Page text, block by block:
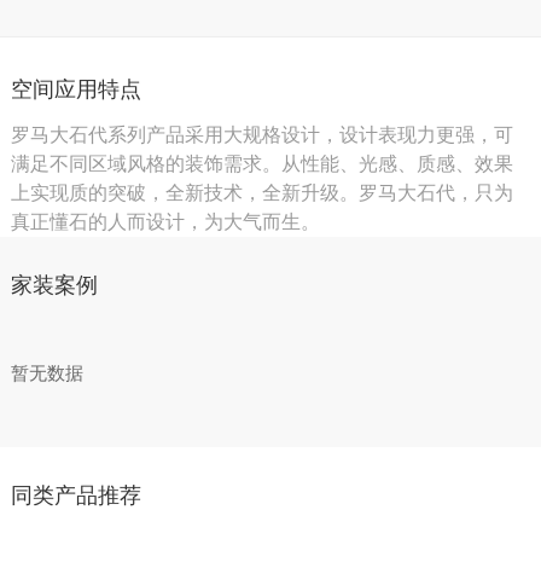
空间应用特点
罗马大石代系列产品采用大规格设计，设计表现力更强，可
满足不同区域风格的装饰需求。从性能、光感、质感、效果
上实现质的突破，全新技术，全新升级。罗马大石代，只为
真正懂石的人而设计，为大气而生。
家装案例
暂无数据
同类产品推荐